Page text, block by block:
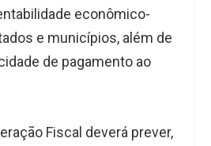
econômico-
e municípios, além de
de pagamento ao
Fiscal deverá prever,